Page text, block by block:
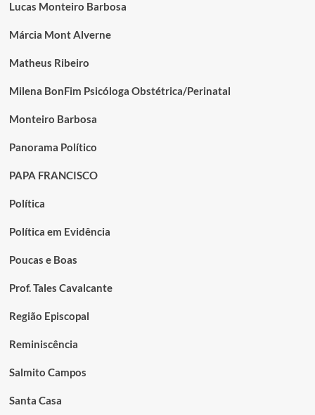
Lucas Monteiro Barbosa
Márcia Mont Alverne
Matheus Ribeiro
Milena BonFim Psicóloga Obstétrica/Perinatal
Monteiro Barbosa
Panorama Político
PAPA FRANCISCO
Política
Política em Evidência
Poucas e Boas
Prof. Tales Cavalcante
Região Episcopal
Reminiscência
Salmito Campos
Santa Casa